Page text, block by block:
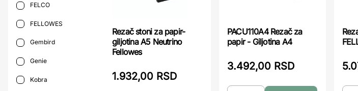
FELCO
FELLOWES
Gembird
Genie
Kobra
Rezač stoni za papir-
giljotina A5 Neutrino
Fellowes
1.932,00 RSD
PACU110A4 Rezač za
papir - Giljotina A4
3.492,00 RSD